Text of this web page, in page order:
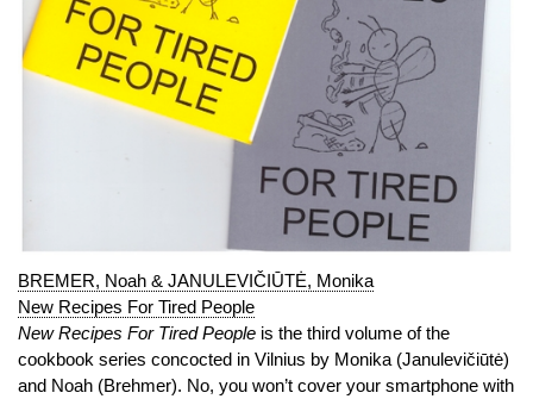
BREMER, Noah & JANULEVIČIŪTĖ, Monika
New Recipes For Tired People
New Recipes For Tired People is the third volume of the
cookbook series concocted in Vilnius by Monika (Janulevičiūtė)
and Noah (Brehmer). No, you won’t cover your smartphone with